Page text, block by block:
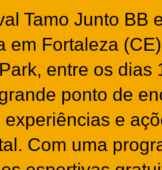
Tamo Junto BB
em Fortaleza
entre os dias
ponto de
experiências e
Com uma